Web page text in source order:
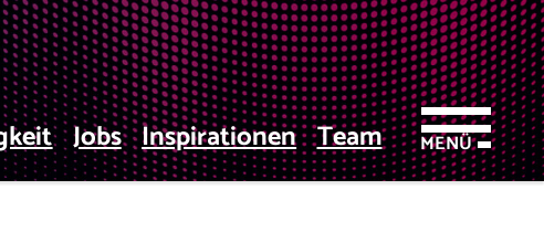
Jobs Inspirationen Team MENÜ